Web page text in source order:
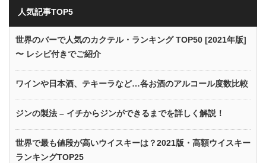
人気記事TOP5
世界のバーで人気のカクテル・ランキング TOP50 [2021年版]
〜 レシピ付きでご紹介
ワインや日本酒、テキーラなど…各お酒のアルコール度数比較
ジンの製法 – イチからジンができるまでを詳しく解説！
世界で最も値段が高いウイスキーは？2021版・高額ウイスキー
ランキングTOP25